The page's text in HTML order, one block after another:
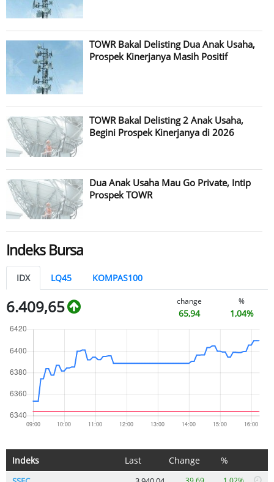
TOWR Bakal Delisting Dua Anak Usaha,
Prospek Kinerjanya Masih Positif
TOWR Bakal Delisting 2 Anak Usaha,
Begini Prospek Kinerjanya di 2026
Dua Anak Usaha Mau Go Private, Intip
Prospek TOWR
Indeks Bursa
IDX LQ45 KOMPAS100
6.409,65 change
65,94
%
1,04%
Indeks Last Change %